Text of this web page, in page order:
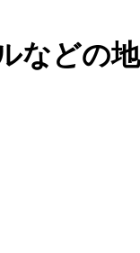
などの